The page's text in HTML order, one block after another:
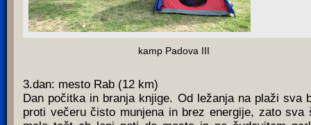
kamp Padova III
3.dan: mesto Rab (12 km)
Dan počitka in branja knjige. Od ležanja na plaži sva
proti večeru čisto munjena in brez energije, zato sva